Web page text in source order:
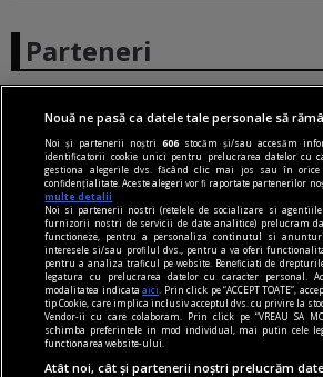
Parteneri
Nouă ne pasă ca datele tale personale să
Noi și partenerii noștri606 stocăm și/sau accesăm
identificatorii cookie unici pentru prelucrarea datelor cu
gestiona alegerile dvs. făcând clic mai jos sau în
confidențialitate. Aceste alegeri vor fi raportate partenerilor
multe detalii
Noi si partenerii nostri (retelele de socializare si
furnizorii nostri de servicii de date analitice) prelucram
functioneze, pentru a personaliza continutul si
interesele si/sau profilul dvs., pentru a va oferi
pentru a analiza traficul pe website. Beneficiati de
legatura cu prelucrarea datelor cu caracter personal.
modalitatea indicataaici
. Prin click pe “ACCEPT TOATE”,
tip Cookie, care implica inclusiv acceptul dvs. cu privire la
Vendor-ii cu care colaboram. Prin click pe “VREAU SA
schimba preferintele in mod individual, mai putin cele
functionarea website-ului.
Atât noi, cât și partenerii noștri prelucrăm